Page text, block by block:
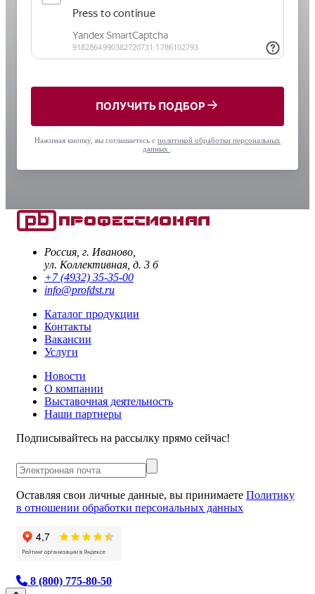
ПОЛУЧИТЬ ПОДБОР
Нажимая кнопку, вы соглашаетесь с политикой обработки персональных
данных
Россия, г. Иваново,
ул. Коллективная, д. 3 б
+7 (4932) 35-35-00
info@profdst.ru
Каталог продукции
Контакты
Вакансии
Услуги
Новости
О компании
Выставочная деятельность
Наши партнеры
Подписывайтесь на рассылку прямо сейчас!
Оставляя свои личные данные, вы принимаете Политику
в отношении обработки персональных данных
8 (800) 775-80-50